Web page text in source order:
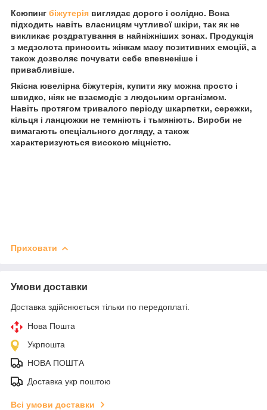
Ксюпинг біжутерія виглядає дорого і солідно. Вона
підходить навіть власницям чутливої шкіри, так як не
викликає роздратування в найніжніших зонах. Продукція
з медзолота приносить жінкам масу позитивних емоцій, а
також дозволяє почувати себе впевненіше і
привабливіше.
Якісна ювелірна біжутерія, купити яку можна просто і
швидко, ніяк не взаємодіє з людським організмом.
Навіть протягом тривалого періоду шкарпетки, сережки,
кільця і ланцюжки не темніють і тьмяніють. Вироби не
вимагають спеціального догляду, а також
характеризуються високою міцністю.
Приховати
Умови доставки
Доставка здійснюється тільки по передоплаті.
Нова Пошта
Укрпошта
НОВА ПОШТА
Доставка укр поштою
Всі умови доставки